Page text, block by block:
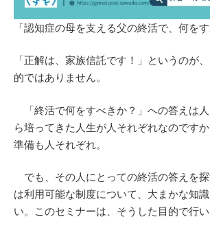
「認知症の母を支える父の終活で、何を
「正解は、家族信託です！」というのが
的ではありません。
「終活で何をすべきか？」への答えは
ら培ってきた人生が人それぞれなのです
準備も人それぞれ。
でも、その人にとっての終活の答えを
は利用可能な制度について、大まかな知
い。このセミナーは、そうした目的で行い